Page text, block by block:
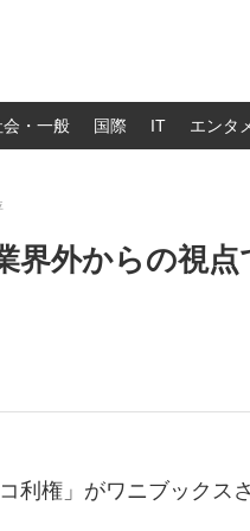
会・一般 国際 IT エンタ
界外からの視点
利権」がワニブックス